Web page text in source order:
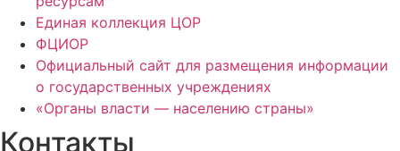
Единая коллекция ЦОР
ФЦИОР
Официальный сайт для размещения информации
о государственных учреждениях
«Органы власти — населению страны»
Контакты